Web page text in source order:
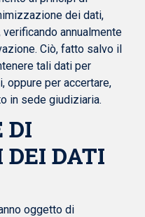
dei dati,
annualmente
Ciò, fatto salvo il
tali dati per
oppure per accertare,
in sede giudiziaria.
DI
DEI DATI
oggetto di